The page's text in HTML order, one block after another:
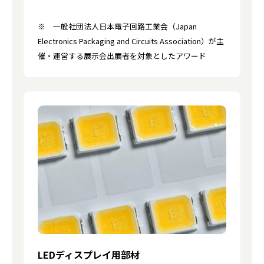
※ 一般社団法人日本電子回路工業会（Japan
Electronics Packaging and Circuits Association）が主
催・運営する展示会出展者を対象としたアワード
LEDディスプレイ用部材